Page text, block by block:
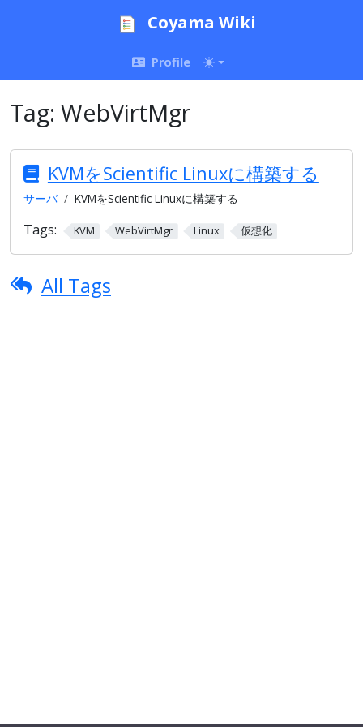
Coyama Wiki
Profile
Tag: WebVirtMgr
KVMをScientific Linuxに構築する
サーバ KVMをScientific Linuxに構築する
Tags: KVM WebVirtMgr Linux 仮想化
All Tags